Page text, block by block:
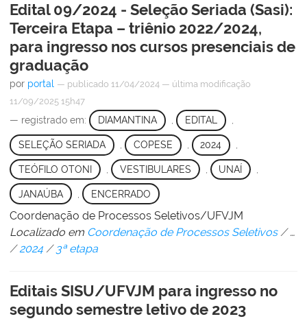
Edital 09/2024 - Seleção Seriada (Sasi):
Terceira Etapa – triênio 2022/2024,
para ingresso nos cursos presenciais de
graduação
por portal — publicado 11/04/2024 — última modificação
11/09/2025 15h47
— registrado em: DIAMANTINA , EDITAL ,
SELEÇÃO SERIADA COPESE 2024
TEÓFILO OTONI VESTIBULARES UNAÍ
JANAÚBA ENCERRADO
Coordenação de Processos Seletivos/UFVJM
Localizado em Coordenação de Processos Seletivos /…
/2024 / 3ª etapa
Editais SISU/UFVJM para ingresso no
segundo semestre letivo de 2023